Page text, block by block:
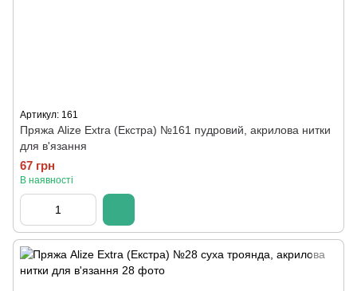
Артикул: 161
Пряжа Alize Extra (Екстра) №161 пудровий, акрилова нитки
для в'язання
67 грн
В наявності